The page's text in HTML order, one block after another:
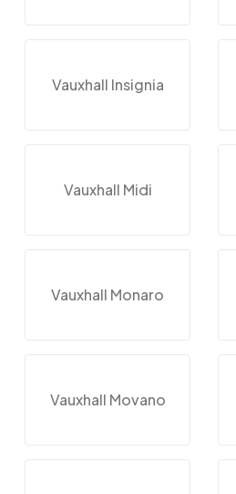
Vauxhall Insignia
Vauxhall Midi
Vauxhall Monaro
Vauxhall Movano